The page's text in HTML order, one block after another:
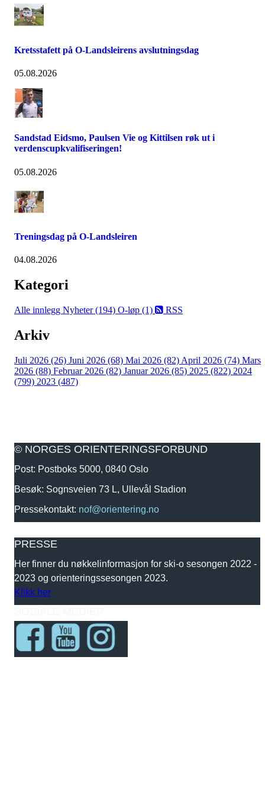
Kretsstafett på O-Landsleirens avslutningsdag
05.08.2026
Sandstad Eidsmo, Paulsen Vie og Kittilsen røk ut i
verdenscupkvalifiseringen!
05.08.2026
Treningsdag på O-Landsleiren
04.08.2026
Kategori
Alle innlegg Nyheter (194) O-løp (1) RSS
Arkiv
Juli 2026 (26) Juni 2026 (68) Mai 2026 (82) April 2026 (74) Mars
2026 (88) Februar 2026 (82) Januar 2026 (85) 2025 (822) 2024
(799) 2023 (487)
© NORGES ORIENTERINGSFORBUND
Post: Postboks 5000, 0840 Oslo
Besøk: Sognsveien 73 L, Ullevål Stadion
Pressekontakt: nof@orientering.no
PRESSE
Her finner du nøkkelinformasjon for ski-o sesongen 2022 -
2023 og orienteringssesongen 2023.
Klikk her